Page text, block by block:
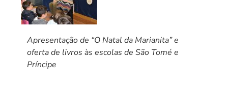
Apresentação de “O Natal da Marianita” e
oferta de livros às escolas de São Tomé e
Príncipe